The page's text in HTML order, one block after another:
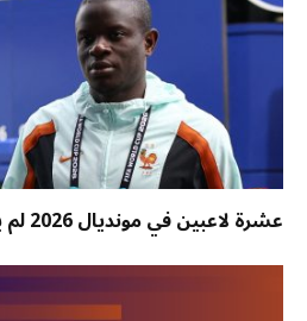
عشرة لاعبين في مونديال 2026 لم يلمسوا الكرة